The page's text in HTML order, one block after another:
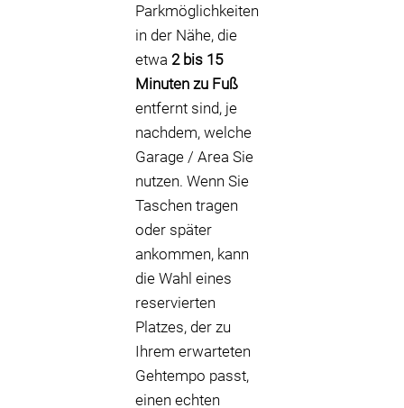
Parkmöglichkeiten
in der Nähe, die
etwa 2 bis 15
Minuten zu Fuß
entfernt sind, je
nachdem, welche
Garage / Area Sie
nutzen. Wenn Sie
Taschen tragen
oder später
ankommen, kann
die Wahl eines
reservierten
Platzes, der zu
Ihrem erwarteten
Gehtempo passt,
einen echten